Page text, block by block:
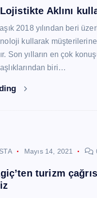
Aklını
2018 yılından beri
kullarak
Son yılların en çok
biri…
Mayıs 14, 2021
turizm